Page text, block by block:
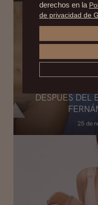
DESPUÉS DEL
25 de
derechos en la
de privacidad de